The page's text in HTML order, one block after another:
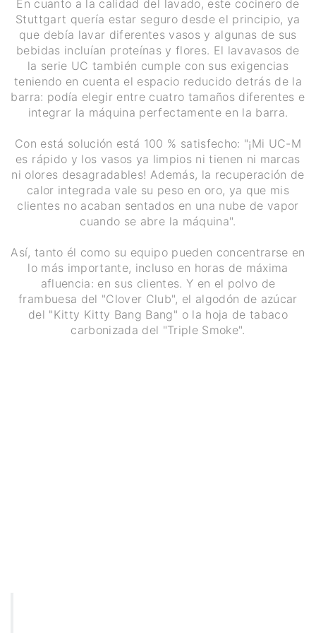
En cuanto a la calidad del lavado, este cocinero de
Stuttgart quería estar seguro desde el principio, ya
que debía lavar diferentes vasos y algunas de sus
bebidas incluían proteínas y flores. El lavavasos de
la serie UC también cumple con sus exigencias
teniendo en cuenta el espacio reducido detrás de la
barra: podía elegir entre cuatro tamaños diferentes e
integrar la máquina perfectamente en la barra.
Con está solución está 100 % satisfecho: "¡Mi UC-M
es rápido y los vasos ya limpios ni tienen ni marcas
ni olores desagradables! Además, la recuperación de
calor integrada vale su peso en oro, ya que mis
clientes no acaban sentados en una nube de vapor
cuando se abre la máquina".
Así, tanto él como su equipo pueden concentrarse en
lo más importante, incluso en horas de máxima
afluencia: en sus clientes. Y en el polvo de
frambuesa del "Clover Club", el algodón de azúcar
del "Kitty Kitty Bang Bang" o la hoja de tabaco
carbonizada del "Triple Smoke".